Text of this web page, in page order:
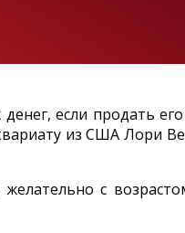
если продать
из США Лори
с